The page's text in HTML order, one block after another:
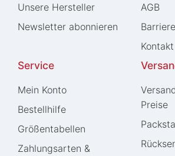
Unsere Hersteller
Newsletter abonnieren
AGB
Kontakt
Service
Mein Konto
Bestellhilfe
Größentabellen
Zahlungsarten &
Preise